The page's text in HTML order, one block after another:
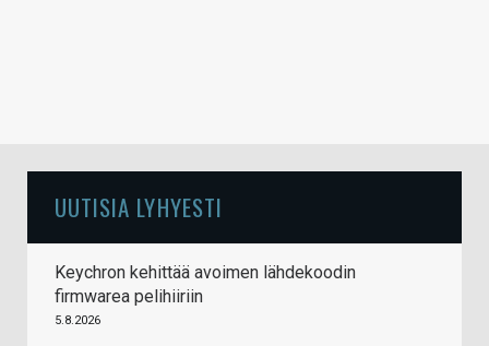
UUTISIA LYHYESTI
Keychron kehittää avoimen lähdekoodin
firmwarea pelihiiriin
5.8.2026